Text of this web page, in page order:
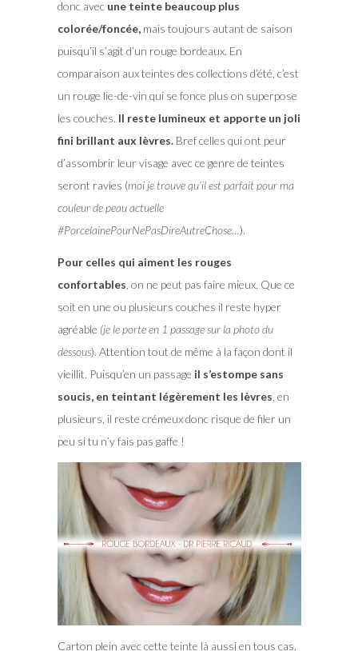
donc avec une teinte beaucoup plus
colorée/foncée,mais toujours autant de saison
puisqu’il s’agit d’un rouge bordeaux. En
comparaison aux teintes des collections d’été, c’est
un rouge lie-de-vin qui se fonce plus on superpose
les couches. Il reste lumineux et apporte un joli
fini brillant aux lèvres.Bref celles qui ont peur
d’assombrir leur visage avec ce genre de teintes
seront ravies (moi je trouve qu’il est parfait pour ma
couleur de peau actuelle
#PorcelainePourNePasDireAutreChose…).
Pour celles qui aiment les rouges
confortables, on ne peut pas faire mieux. Que ce
soit en une ou plusieurs couches il reste hyper
agréable (je le porte en 1 passage sur la photo du
dessous). Attention tout de même à la façon dont il
vieillit. Puisqu’en un passage il s’estompe sans
soucis, en teintant légèrement les lèvres, en
plusieurs, il reste crémeux donc risque de filer un
peu si tu n’y fais pas gaffe !
Carton plein avec cette teinte là aussi en tous cas,